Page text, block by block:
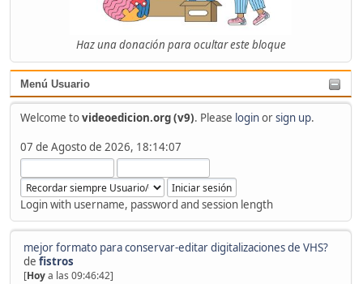
Haz una donación para ocultar este bloque
Menú Usuario
Welcome tovideoedicion.org (v9). Please loginorsign up.
07 de Agosto de 2026, 18:14:07
Login with username, password and session length
mejor formato para conservar-editar digitalizaciones de VHS?
de fistros
[Hoya las 09:46:42]